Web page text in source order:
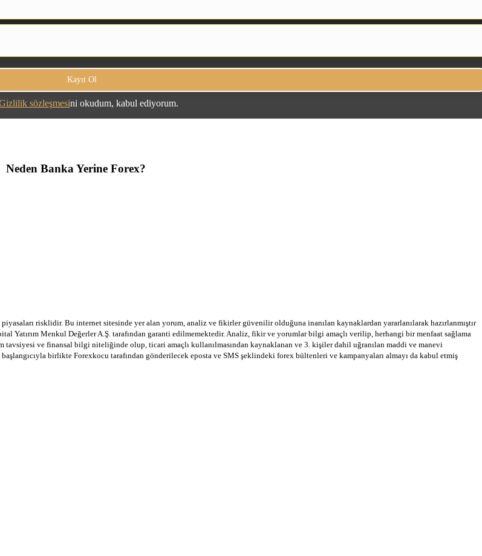
sözleşmesini okudum, kabul ediyorum.
Neden Banka Yerine Forex?
risklidir. Bu internet sitesinde yer alan yorum, analiz ve fikirler güvenilir olduğuna inanılan kaynaklardan yararlanılarak hazırlanmıştır
Yatırım Menkul Değerler A.Ş. tarafından garanti edilmemektedir. Analiz, fikir ve yorumlar bilgi amaçlı verilip, herhangi bir menfaat sağlama
ve finansal bilgi niteliğinde olup, ticari amaçlı kullanılmasından kaynaklanan ve 3. kişiler dahil uğranılan maddi ve manevi
birlikte Forexkocu tarafından gönderilecek eposta ve SMS şeklindeki forex bültenleri ve kampanyaları almayı da kabul etmiş